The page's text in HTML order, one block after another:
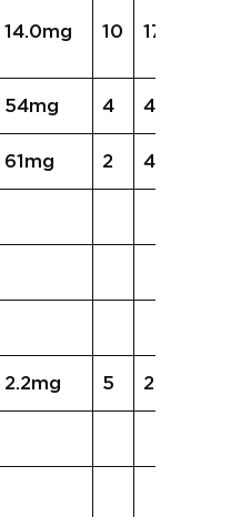
14.0mg 10 17.1mg
54mg 4 47mg
61mg 2 49mg
2.2mg 5 2.1mg